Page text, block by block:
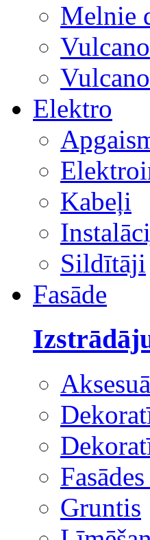
Melnie
Vulcano
Elektro
Kabeļi
Sildītāji
Fasāde
Gruntis